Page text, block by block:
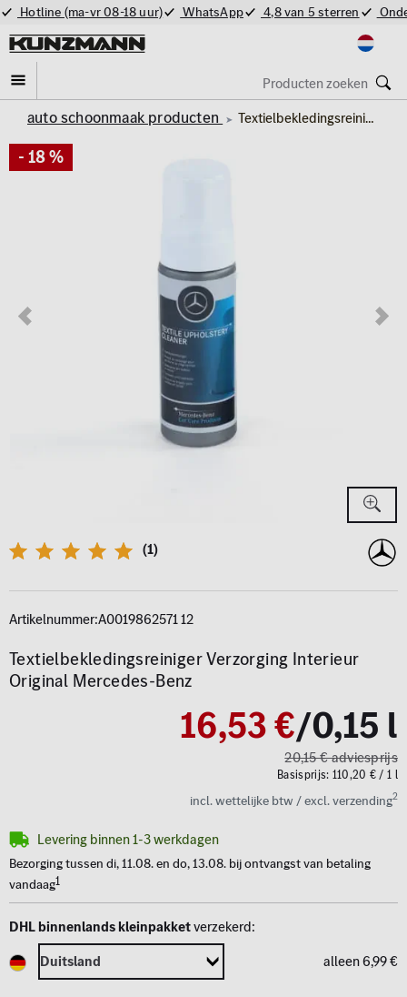
Hotline (ma-vr 08-18 uur) WhatsApp 4,8 van 5 sterren
auto schoonmaak producten Textielbekledingsreiniger Verzorging Interieur Original Mercedes-Benz
- 18 %
(1)
Artikelnummer:A0019862571 12
Textielbekledingsreiniger Verzorging Interieur
Original Mercedes-Benz
16,53 €/0,15 l
20,15 € adviesprijs
Basisprijs: 110,20 € / 1 l
incl. wettelijke btw / excl. verzending2
Levering binnen 1-3 werkdagen
Bezorging tussen di, 11.08. en do, 13.08. bij ontvangst van betaling
vandaag1
DHL binnenlands kleinpakketverzekerd:
alleen 6,99 €